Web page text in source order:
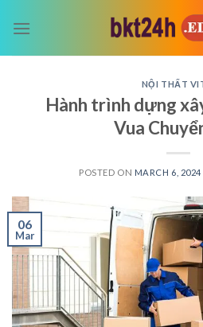
NỘI THẤT
Hành trình dựng
Vua
POSTED ON MARCH 6, 2024
06
Mar